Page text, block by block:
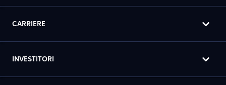
CARRIERE
INVESTITORI